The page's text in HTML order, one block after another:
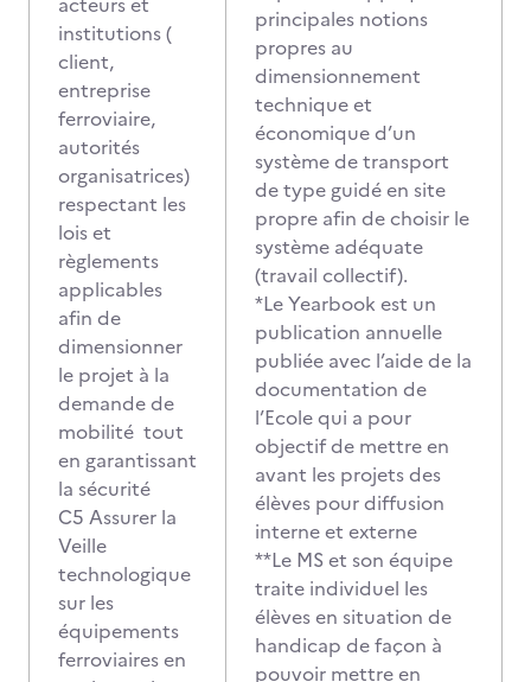
institutions (
client,
entreprise
ferroviaire,
autorités
organisatrices)
respectant les
lois et
règlements
applicables
afin de
dimensionner
le projet à la
demande de
mobilité tout
en garantissant
la sécurité
C5 Assurer la
Veille
technologique
sur les
équipements
ferroviaires en
principales notions
propres au
dimensionnement
technique et
économique d’un
système de transport
de type guidé en site
propre afin de choisir le
système adéquate
(travail collectif).
*Le Yearbook est un
publication annuelle
publiée avec l’aide de la
documentation de
l’Ecole qui a pour
objectif de mettre en
avant les projets des
élèves pour diffusion
interne et externe
**Le MS et son équipe
traite individuel les
élèves en situation de
handicap de façon à
pouvoir mettre en